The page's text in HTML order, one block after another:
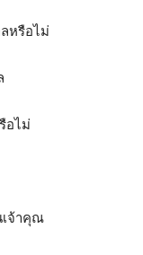
หรือไม่
อไม่
เจ้าคุณ